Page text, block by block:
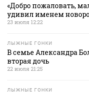
«Добро пожаловать,
удивил именем
23 июля 12:22
ЛЫЖНЫЕ ГОНКИ
В семье Александра
вторая дочь
22 июля 21:25
ЛЫЖНЫЕ ГОНКИ